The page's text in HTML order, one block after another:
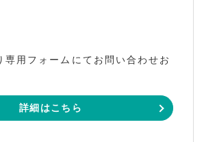
専用フォームにてお問い合わせお
詳細はこちら